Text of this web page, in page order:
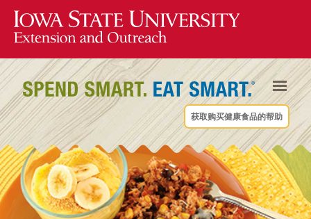
获取购买健康食品的帮助